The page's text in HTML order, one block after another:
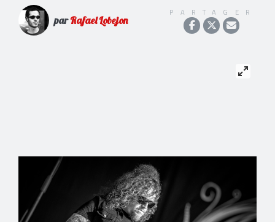
parRafael Lobejon
PARTAGER